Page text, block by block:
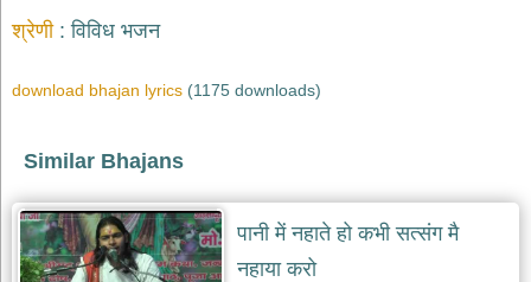
sai
जैन
दुर्गा
भजन
durga
bhajans
श्रेणी विविध भजन
download bhajan lyrics (1175 downloads)
Similar Bhajans
पानी में नहाते हो कभी सत्संग मै
नहाया करो